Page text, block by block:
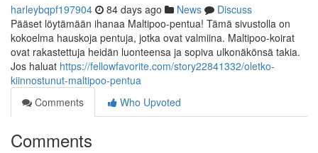
harleybqpf197904 84 days ago News
Discuss
Pääset löytämään ihanaa Maltipoo-pentua! Tämä sivustolla on
kokoelma hauskoja pentuja, jotka ovat valmiina. Maltipoo-koirat
ovat rakastettuja heidän luonteensa ja sopiva ulkonäkönsä takia.
Jos haluat https://fellowfavorite.com/story22841332/oletko-
kiinnostunut-maltipoo-pentua
Comments
Who Upvoted
Comments